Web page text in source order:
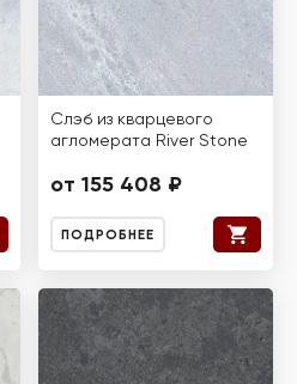
Слэб из кварцевого
агломерата River Stone
от 155 408 ₽
ПОДРОБНЕЕ